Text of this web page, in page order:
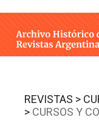
INTEGRANTES
CONTACTO
REVISTAS >
> CURSOS Y